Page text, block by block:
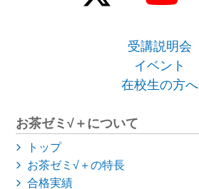
受講説明会
イベント
在校生の方へ
お茶ゼミ√＋について
トップ
お茶ゼミ√＋の特長
合格実績